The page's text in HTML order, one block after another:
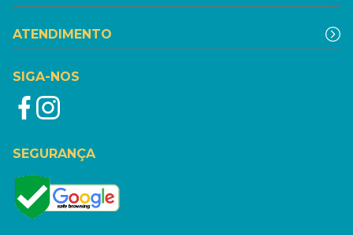
ATENDIMENTO
SIGA-NOS
SEGURANÇA